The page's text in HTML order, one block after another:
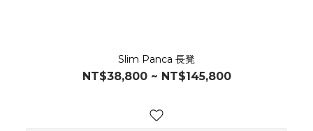
Slim Panca 長凳
NT$38,800 ~ NT$145,800